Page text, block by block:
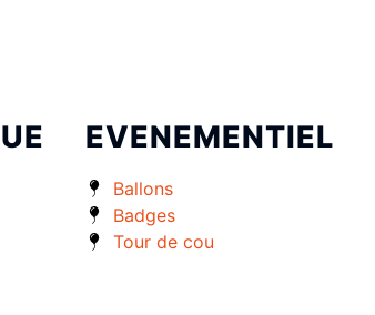
EVENEMENTIEL
Ballons
Badges
Tour de cou